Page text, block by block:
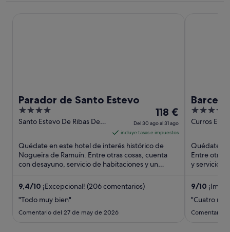
Parador de Santo Estevo
4
out
5
Santo Estevo De Ribas De
El
precio
es
de
118 €
por
118 €
Del 30 ago al 31 ago
incluye tasas e impuestos
Quédate en este hotel de interés histórico de
Nogueira de Ramuín. Entre otras cosas, cuenta
con desayuno, servicio de habitaciones y un
9,4/10 ¡Excepcional! (206 comentarios)
"Todo muy bien"
Comentario del 27 de may de 2026
4
out
5
Curros
Quédate
Entre otras
y servicio
9/10
"Cuatro
Comentario